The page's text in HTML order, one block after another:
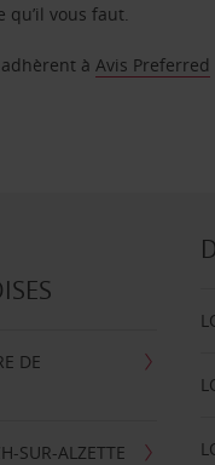
qu’il vous faut.
adhèrent àAvis Preferred
DE
SUR-ALZETTE